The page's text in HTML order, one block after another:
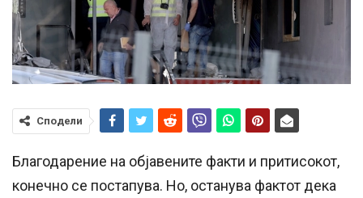
Сподели
Благодарение на објавените факти и притисокот,
конечно се постапува. Но, останува фактот дека